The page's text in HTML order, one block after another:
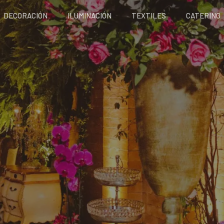
DECORACIÓN ILUMINACIÓN TEXTILES CATERING